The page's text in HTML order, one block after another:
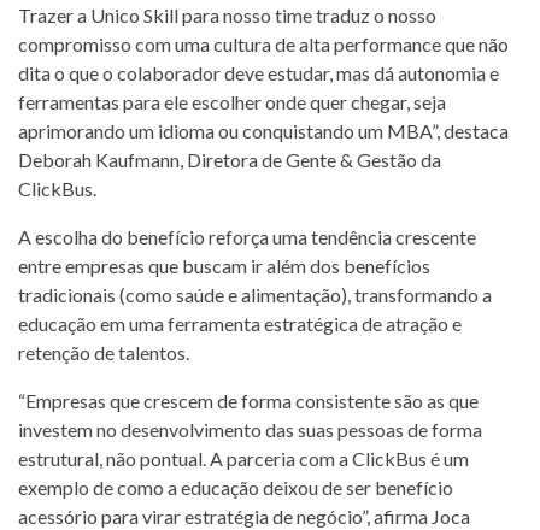
Trazer a Unico Skill para nosso time traduz o nosso
compromisso com uma cultura de alta performance que não
dita o que o colaborador deve estudar, mas dá autonomia e
ferramentas para ele escolher onde quer chegar, seja
aprimorando um idioma ou conquistando um MBA”, destaca
Deborah Kaufmann, Diretora de Gente & Gestão da
ClickBus.
A escolha do benefício reforça uma tendência crescente
entre empresas que buscam ir além dos benefícios
tradicionais (como saúde e alimentação), transformando a
educação em uma ferramenta estratégica de atração e
retenção de talentos.
“Empresas que crescem de forma consistente são as que
investem no desenvolvimento das suas pessoas de forma
estrutural, não pontual. A parceria com a ClickBus é um
exemplo de como a educação deixou de ser benefício
acessório para virar estratégia de negócio”, afirma Joca